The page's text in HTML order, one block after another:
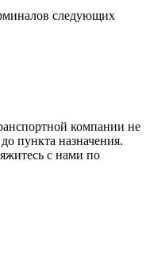
следующих
компании не
пункта назначения.
с нами по